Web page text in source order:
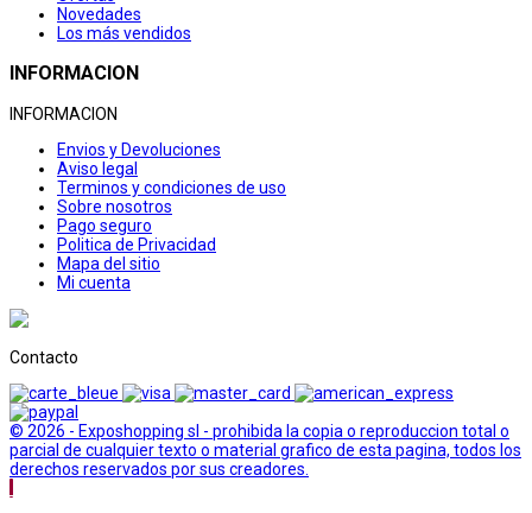
Novedades
Los más vendidos
INFORMACION
INFORMACION
Envios y Devoluciones
Aviso legal
Terminos y condiciones de uso
Sobre nosotros
Pago seguro
Politica de Privacidad
Mapa del sitio
Mi cuenta
Contacto
© 2026 - Exposhopping sl - prohibida la copia o reproduccion total o
parcial de cualquier texto o material grafico de esta pagina, todos los
derechos reservados por sus creadores.